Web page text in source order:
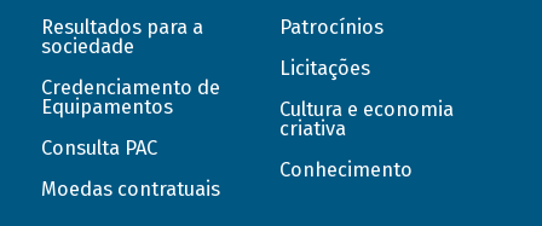
Resultados para a
sociedade
Credenciamento de
Equipamentos
Consulta PAC
Moedas contratuais
Patrocínios
Licitações
Cultura e economia
criativa
Conhecimento